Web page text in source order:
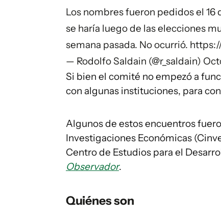
Los nombres fueron pedidos el 16
se haría luego de las elecciones
semana pasada. No ocurrió.
— Rodolfo Saldain (@r_saldain)
Si bien el comité no empezó a
con algunas instituciones, para
Algunos de estos encuentros
Investigaciones Económicas
Centro de Estudios para el
Observador.
Quiénes son